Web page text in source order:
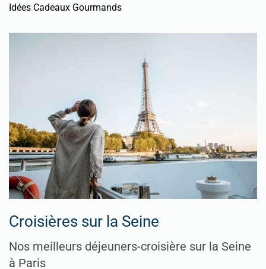
Idées Cadeaux Gourmands
Croisières sur la Seine
Nos meilleurs déjeuners-croisière sur la Seine
à Paris